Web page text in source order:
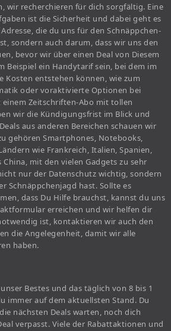
wir recherchieren für dich sorgfältig. Eine
ist die Sicherheit und dabei geht es
die du uns für den Schnäppchen-
sondern auch darum, dass wir uns den
bevor wir über einen Deal von Diesem
Beispiel ein Handytarif sein, bei dem im
Kosten entstehen können, wie zum
oder voraktivierte Optionen bei
einem Zeitschriften-Abo mit tollen
wir die Kündigungsfrist im Blick und
aus anderen Bereichen schauen wir
gehören Smartphones, Notebooks,
wie Frankreich, Italien, Spanien,
mit den vielen Gadgets zu sehr
nur der Datenschutz wichtig, sondern
Schnäppchenjagd hast. Sollte es
dass Du Hilfe brauchst, kannst du uns
erreichen und wir helfen dir
ist, kontaktieren wir auch den
die Angelegenheit, damit wir alle
haben.
Bestes und das täglich von 8 bis 1
immer auf dem aktuellsten Stand. Du
nächsten Deals warten, noch dich
verpasst. Viele der Rabattaktionen und